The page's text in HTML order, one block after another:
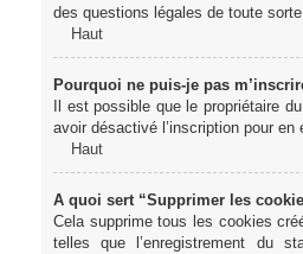
des questions légales de toute
Haut
Pourquoi ne puis-je pas
Il est possible que le propriétaire
avoir désactivé l’inscription pour
Haut
A quoi sert “Supprimer les
Cela supprime tous les cookies
telles que l’enregistrement du